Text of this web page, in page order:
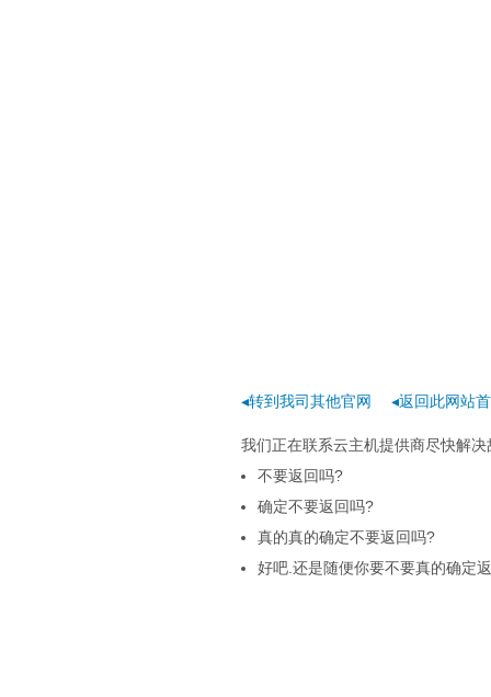
◂转到我司其他官网 ◂返回此网站
我们正在联系云主机提供商尽快解决
不要返回吗?
确定不要返回吗?
真的真的确定不要返回吗?
好吧.还是随便你要不要真的确定